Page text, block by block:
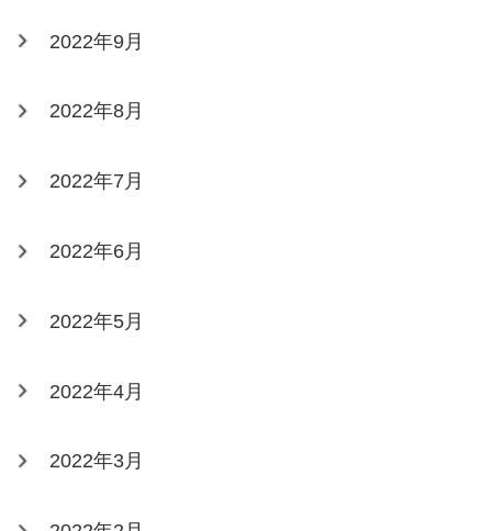
2022年9月
2022年8月
2022年7月
2022年6月
2022年5月
2022年4月
2022年3月